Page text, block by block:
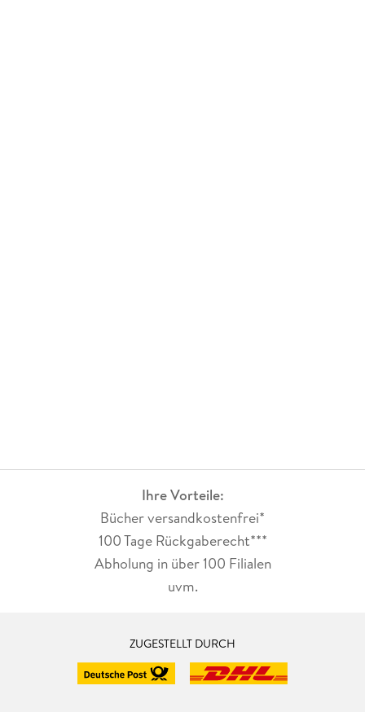
Ihre Vorteile:
Bücher versandkostenfrei*
100 Tage Rückgaberecht***
Abholung in über 100 Filialen
uvm.
ZUGESTELLT DURCH